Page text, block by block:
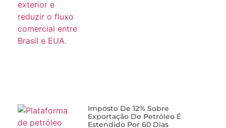
Imposto De 12% Sobre
Exportação De Petróleo É
Estendido Por 60 Dias